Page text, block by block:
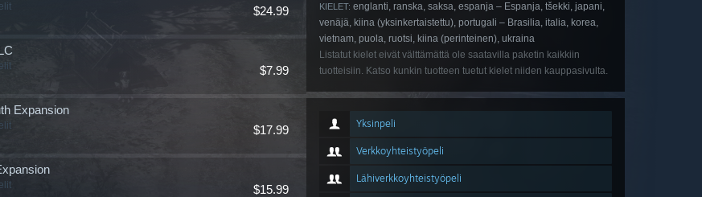
$24.99
$7.99
$17.99
Expansion
$15.99
KIELET: englanti, ranska, saksa, espanja – Espanja, tšekki, japani,
venäjä, kiina (yksinkertaistettu), portugali – Brasilia, italia, korea,
vietnam, puola, ruotsi, kiina (perinteinen), ukraina
Listatut kielet eivät välttämättä ole saatavilla paketin kaikkiin
tuotteisiin. Katso kunkin tuotteen tuetut kielet niiden kauppasivulta.
Yksinpeli
Verkkoyhteistyöpeli
Lähiverkkoyhteistyöpeli